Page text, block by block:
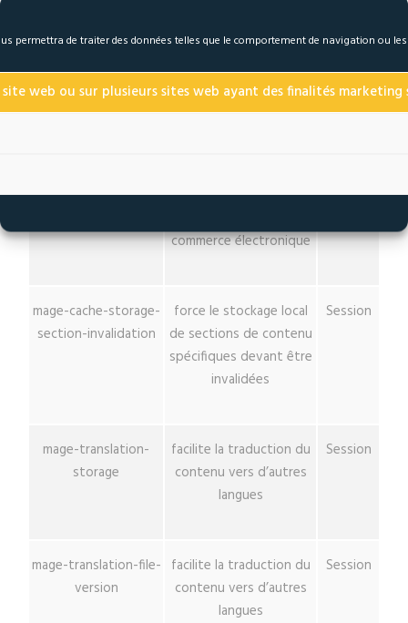
permettra de traiter des données telles que le comportement de navigation ou
web ou sur plusieurs sites web ayant des finalités marketing
form_key mesure de sécurité 24 heures
mage-cache-sessid
déclenche le nettoyage
Session
commerce électronique
mage-cache-storage-
section-invalidation
force le stockage local
de sections de contenu
spécifiques devant être
invalidées
Session
mage-translation-
storage
facilite la traduction du
contenu vers d’autres
langues
Session
mage-translation-file-
version
facilite la traduction du
contenu vers d’autres
langues
Session